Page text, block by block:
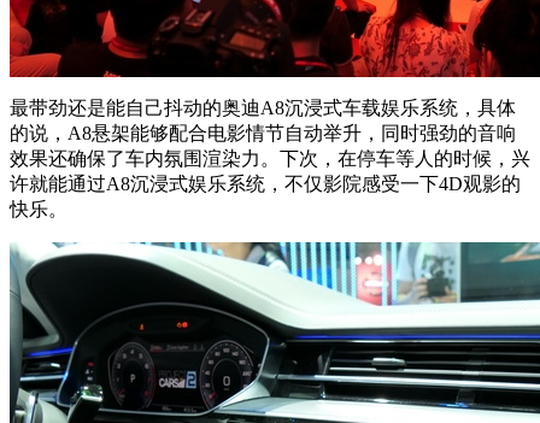
最带劲还是能自己抖动的奥迪A8沉浸式车载娱乐系统，具体
的说，A8悬架能够配合电影情节自动举升，同时强劲的音响
效果还确保了车内氛围渲染力。下次，在停车等人的时候，兴
许就能通过A8沉浸式娱乐系统，不仅影院感受一下4D观影的
快乐。